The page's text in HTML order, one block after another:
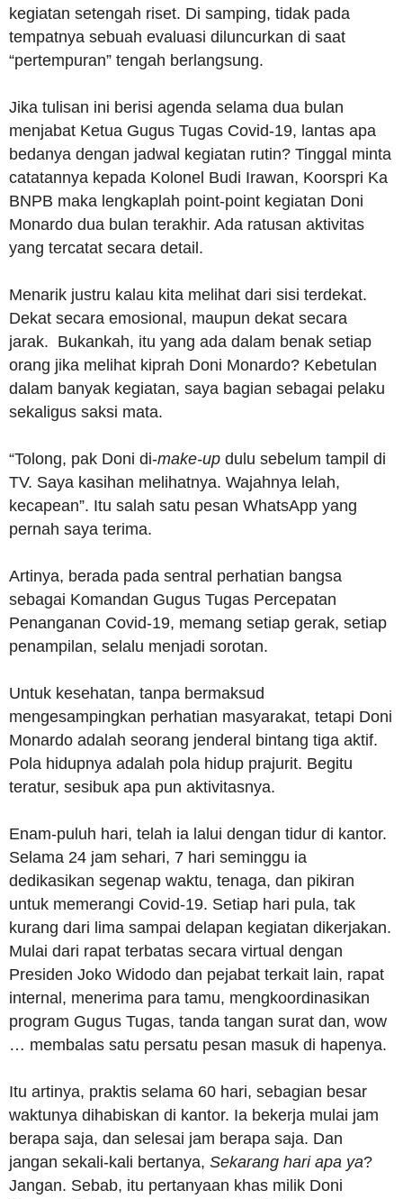
kegiatan setengah riset. Di samping, tidak pada
tempatnya sebuah evaluasi diluncurkan di saat
“pertempuran” tengah berlangsung.
Jika tulisan ini berisi agenda selama dua bulan
menjabat Ketua Gugus Tugas Covid-19, lantas apa
bedanya dengan jadwal kegiatan rutin? Tinggal minta
catatannya kepada Kolonel Budi Irawan, Koorspri Ka
BNPB maka lengkaplah point-point kegiatan Doni
Monardo dua bulan terakhir. Ada ratusan aktivitas
yang tercatat secara detail.
Menarik justru kalau kita melihat dari sisi terdekat.
Dekat secara emosional, maupun dekat secara
jarak. Bukankah, itu yang ada dalam benak setiap
orang jika melihat kiprah Doni Monardo? Kebetulan
dalam banyak kegiatan, saya bagian sebagai pelaku
sekaligus saksi mata.
“Tolong, pak Doni di-make-up dulu sebelum tampil di
TV. Saya kasihan melihatnya. Wajahnya lelah,
kecapean”. Itu salah satu pesan WhatsApp yang
pernah saya terima.
Artinya, berada pada sentral perhatian bangsa
sebagai Komandan Gugus Tugas Percepatan
Penanganan Covid-19, memang setiap gerak, setiap
penampilan, selalu menjadi sorotan.
Untuk kesehatan, tanpa bermaksud
mengesampingkan perhatian masyarakat, tetapi Doni
Monardo adalah seorang jenderal bintang tiga aktif.
Pola hidupnya adalah pola hidup prajurit. Begitu
teratur, sesibuk apa pun aktivitasnya.
Enam-puluh hari, telah ia lalui dengan tidur di kantor.
Selama 24 jam sehari, 7 hari seminggu ia
dedikasikan segenap waktu, tenaga, dan pikiran
untuk memerangi Covid-19. Setiap hari pula, tak
kurang dari lima sampai delapan kegiatan dikerjakan.
Mulai dari rapat terbatas secara virtual dengan
Presiden Joko Widodo dan pejabat terkait lain, rapat
internal, menerima para tamu, mengkoordinasikan
program Gugus Tugas, tanda tangan surat dan, wow
… membalas satu persatu pesan masuk di hapenya.
Itu artinya, praktis selama 60 hari, sebagian besar
waktunya dihabiskan di kantor. Ia bekerja mulai jam
berapa saja, dan selesai jam berapa saja. Dan
jangan sekali-kali bertanya, Sekarang hari apa ya?
Jangan. Sebab, itu pertanyaan khas milik Doni